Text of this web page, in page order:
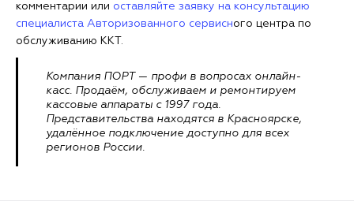
комментарии или оставляйте заявку на консультацию
специалиста Авторизованного сервисного центра по
обслуживанию ККТ.
Компания ПОРТ — профи в вопросах онлайн-
касс. Продаём, обслуживаем и ремонтируем
кассовые аппараты с 1997 года.
Представительства находятся в Красноярске,
удалённое подключение доступно для всех
регионов России.